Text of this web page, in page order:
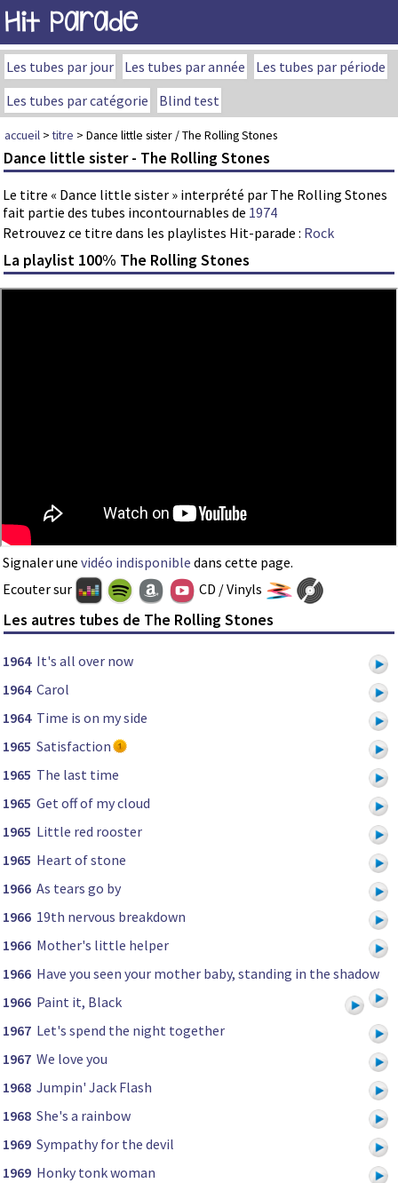
Hit Parade
Les tubes par jour Les tubes par année
Les tubes par période
Les tubes par catégorie
Blind test
accueil >titre > Dance little sister / The Rolling Stones
Dance little sister - The Rolling Stones
Le titre « Dance little sister » interprété par The Rolling Stones
fait partie des tubes incontournables de 1974
Retrouvez ce titre dans les playlistes Hit-parade : Rock
La playlist 100% The Rolling Stones
Signaler une vidéo indisponible dans cette page.
Ecouter sur
CD / Vinyls
Les autres tubes de The Rolling Stones
1964 It's all over now
1964 Carol
1964 Time is on my side
1965 Satisfaction
1965 The last time
1965 Get off of my cloud
1965 Little red rooster
1965 Heart of stone
1966 As tears go by
1966 19th nervous breakdown
1966 Mother's little helper
1966 Have you seen your mother baby, standing in the shadow
1966 Paint it, Black
1967 Let's spend the night together
1967 We love you
1968 Jumpin' Jack Flash
1968 She's a rainbow
1969 Sympathy for the devil
1969 Honky tonk woman